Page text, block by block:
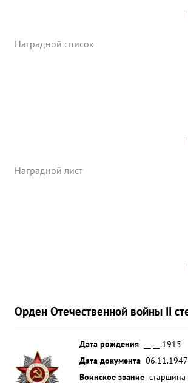
Наградной список
Наградной лист
Орден Отечественной войны II
Дата рождения
__.__.1915
Дата документа 06.11.1947
Воинское звание старшина